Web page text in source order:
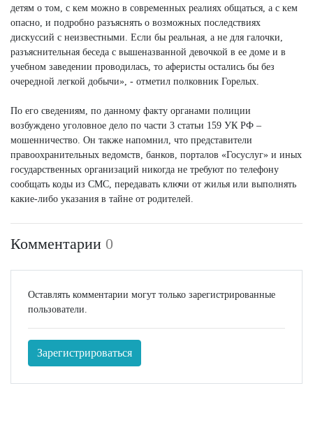
детям о том, с кем можно в современных реалиях общаться, а с кем
опасно, и подробно разъяснять о возможных последствиях
дискуссий с неизвестными. Если бы реальная, а не для галочки,
разъяснительная беседа с вышеназванной девочкой в ее доме и в
учебном заведении проводилась, то аферисты остались бы без
очередной легкой добычи», - отметил полковник Горелых.
По его сведениям, по данному факту органами полиции
возбуждено уголовное дело по части 3 статьи 159 УК РФ –
мошенничество. Он также напомнил, что представители
правоохранительных ведомств, банков, порталов «Госуслуг» и иных
государственных организаций никогда не требуют по телефону
сообщать коды из СМС, передавать ключи от жилья или выполнять
какие-либо указания в тайне от родителей.
Комментарии 0
Оставлять комментарии могут только зарегистрированные
пользователи.
Зарегистрироваться